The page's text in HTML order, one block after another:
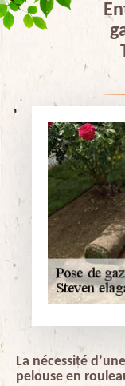
La nécessité
pelouse en